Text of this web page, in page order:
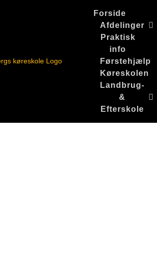
Forside
Afdelinger
Praktisk
info
Førstehjælp
Køreskolen
Landbrug-
&
Efterskole